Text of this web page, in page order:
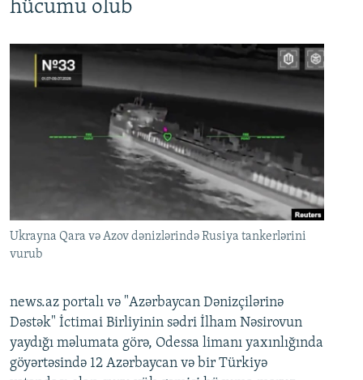
hücumu olub
Ukrayna Qara və Azov dənizlərində Rusiya tankerlərini
vurub
news.az portalı və "Azərbaycan Dənizçilərinə
Dəstək" İctimai Birliyinin sədri İlham Nəsirovun
yaydığı məlumata görə, Odessa limanı yaxınlığında
göyərtəsində 12 Azərbaycan və bir Türkiyə